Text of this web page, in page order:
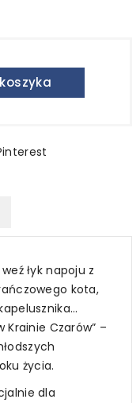
łyk napoju z
kota,
Krainie Czarów” –
życia.
dla